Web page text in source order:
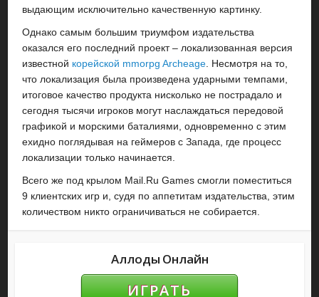
выдающим исключительно качественную картинку.
Однако самым большим триумфом издательства
оказался его последний проект – локализованная версия
известной корейской mmorpg Archeage . Несмотря на то,
что локализация была произведена ударными темпами,
итоговое качество продукта нисколько не пострадало и
сегодня тысячи игроков могут наслаждаться передовой
графикой и морскими баталиями, одновременно с этим
ехидно поглядывая на геймеров с Запада, где процесс
локализации только начинается.
Всего же под крылом Mail.Ru Games смогли поместиться
9 клиентских игр и, судя по аппетитам издательства, этим
количеством никто ограничиваться не собирается.
Аллоды Онлайн
ИГРАТЬ